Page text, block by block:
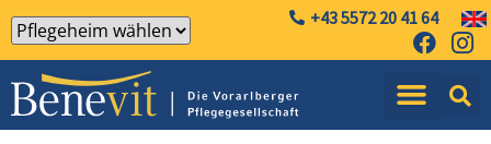
+43 5572 20 41 64